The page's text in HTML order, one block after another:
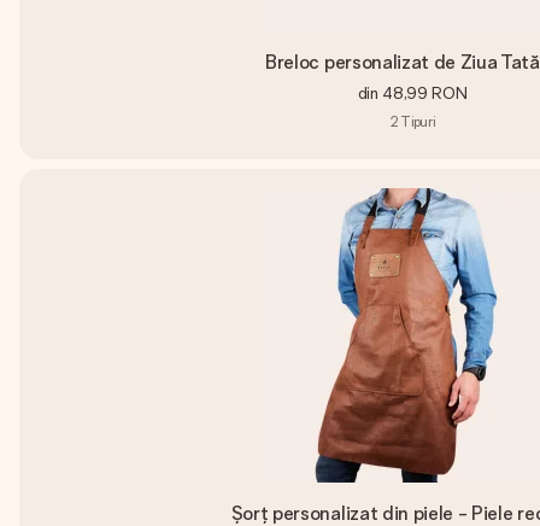
Breloc personalizat de Ziua
din 48,99 RON
2 Tipuri
Șorț personalizat din piele - Piele